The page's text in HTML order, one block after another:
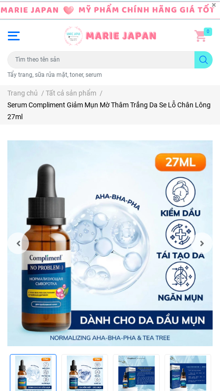
Tẩy trang, sữa rửa mặt, toner, serum
0
Trang chủ / Tất cả sản phẩm /
Serum Compliment Giảm Mụn Mờ Thâm Trắng Da Se Lỗ Chân Lông
27ml